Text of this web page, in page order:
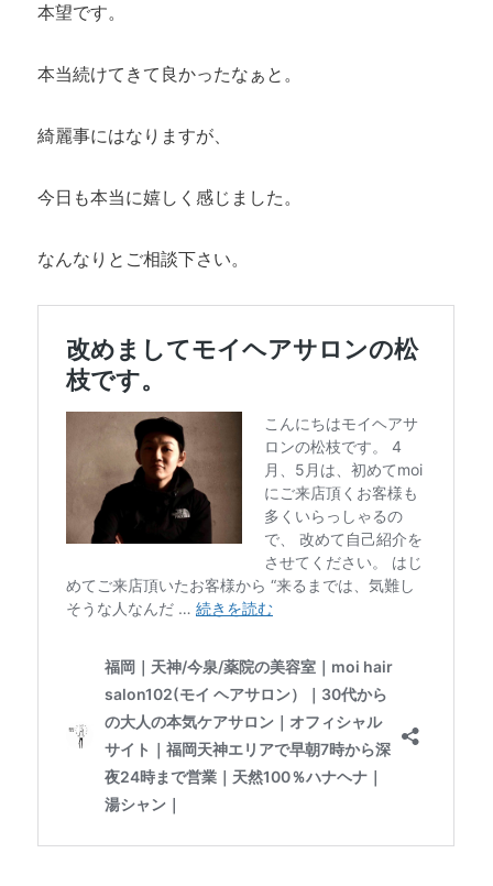
本望です。
本当続けてきて良かったなぁと。
綺麗事にはなりますが、
今日も本当に嬉しく感じました。
なんなりとご相談下さい。